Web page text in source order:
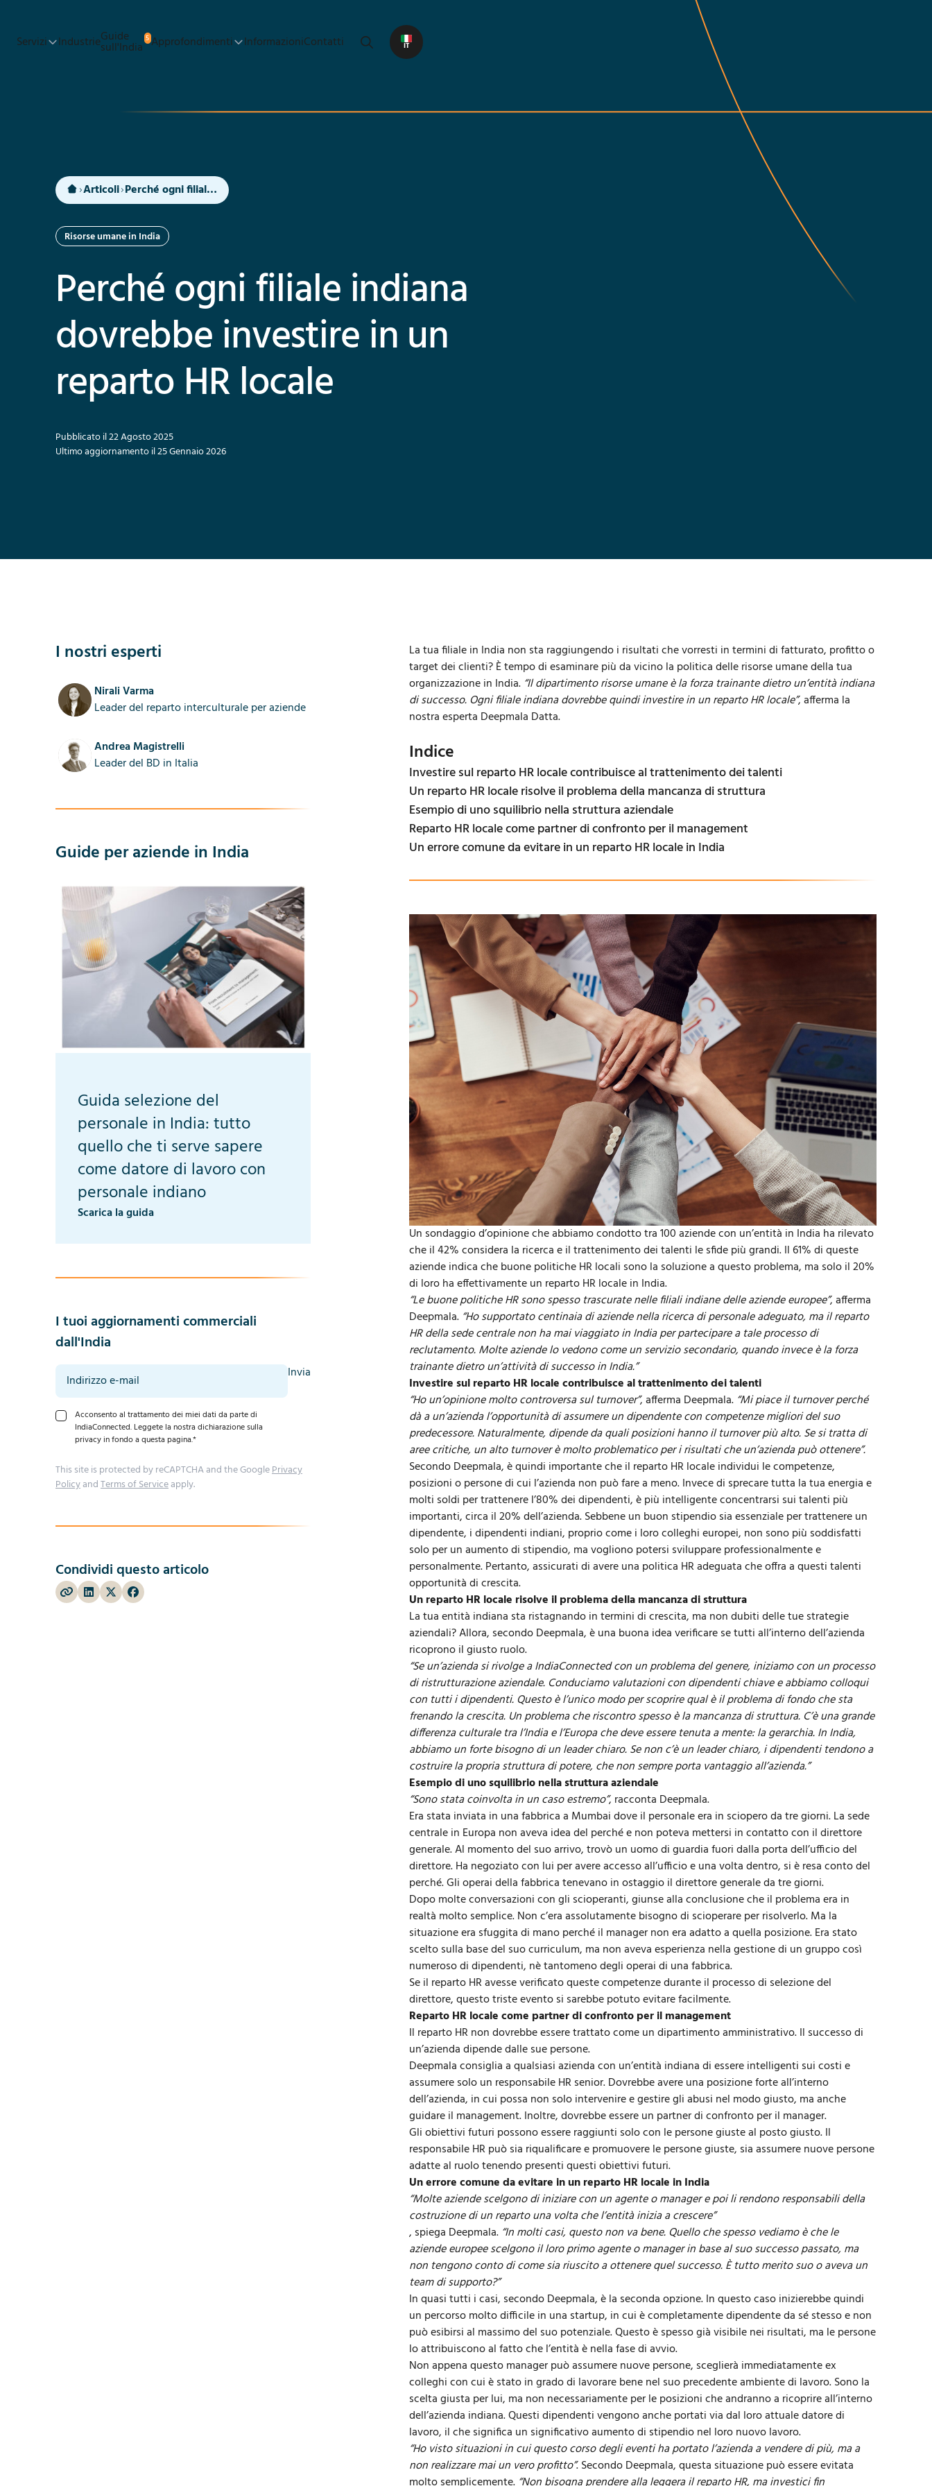
Servizi
IndustrieGuide
sull'India
5 Approfondimenti InformazioniContatti IT
Articoli Perché ogni filiale indiana dovrebbe investire in un reparto HR locale
Risorse umane in India
Perché ogni filiale indiana
dovrebbe investire in un
reparto HR locale
Pubblicato il 22 Agosto 2025
Ultimo aggiornamento il 25 Gennaio 2026
I nostri esperti
Nirali Varma
Leader del reparto interculturale per aziende
Andrea Magistrelli
Leader del BD in Italia
Guide per aziende in India
Guida selezione del
personale in India: tutto
quello che ti serve sapere
come datore di lavoro con
personale indiano
Scarica la guida
I tuoi aggiornamenti commerciali
dall'India
Acconsento al trattamento dei miei dati da parte di
IndiaConnected. Leggete la nostra dichiarazione sulla
privacy in fondo a questa pagina.*
Invia
This site is protected by reCAPTCHA and the GooglePrivacy
PolicyandTerms of Serviceapply.
Condividi questo articolo
La tua filiale in India non sta raggiungendo i risultati che vorresti in termini di fatturato, profitto o
target dei clienti? È tempo di esaminare più da vicino la politica delle risorse umane della tua
organizzazione in India. “Il dipartimento risorse umane è la forza trainante dietro un’entità indiana
di successo. Ogni filiale indiana dovrebbe quindi investire in un reparto HR locale”, afferma la
nostra esperta Deepmala Datta.
Indice
Investire sul reparto HR locale contribuisce al trattenimento dei talenti
Un reparto HR locale risolve il problema della mancanza di struttura
Esempio di uno squilibrio nella struttura aziendale
Reparto HR locale come partner di confronto per il management
Un errore comune da evitare in un reparto HR locale in India
Un sondaggio d’opinione che abbiamo condotto tra 100 aziende con un’entità in India ha rilevato
che il 42% considera la ricerca e il trattenimento dei talenti le sfide più grandi. Il 61% di queste
aziende indica che buone politiche HR locali sono la soluzione a questo problema, ma solo il 20%
di loro ha effettivamente un reparto HR locale in India.
“Le buone politiche HR sono spesso trascurate nelle filiali indiane delle aziende europee”, afferma
Deepmala. “Ho supportato centinaia di aziende nella ricerca di personale adeguato, ma il reparto
HR della sede centrale non ha mai viaggiato in India per partecipare a tale processo di
reclutamento. Molte aziende lo vedono come un servizio secondario, quando invece è la forza
trainante dietro un’attività di successo in India.”
Investire sul reparto HR locale contribuisce al trattenimento dei talenti
“Ho un’opinione molto controversa sul turnover”, afferma Deepmala. “Mi piace il turnover perché
dà a un’azienda l’opportunità di assumere un dipendente con competenze migliori del suo
predecessore. Naturalmente, dipende da quali posizioni hanno il turnover più alto. Se si tratta di
aree critiche, un alto turnover è molto problematico per i risultati che un’azienda può ottenere”.
Secondo Deepmala, è quindi importante che il reparto HR locale individui le competenze,
posizioni o persone di cui l’azienda non può fare a meno. Invece di sprecare tutta la tua energia e
molti soldi per trattenere l’80% dei dipendenti, è più intelligente concentrarsi sui talenti più
importanti, circa il 20% dell’azienda. Sebbene un buon stipendio sia essenziale per trattenere un
dipendente, i dipendenti indiani, proprio come i loro colleghi europei, non sono più soddisfatti
solo per un aumento di stipendio, ma vogliono potersi sviluppare professionalmente e
personalmente. Pertanto, assicurati di avere una politica HR adeguata che offra a questi talenti
opportunità di crescita.
Un reparto HR locale risolve il problema della mancanza di struttura
La tua entità indiana sta ristagnando in termini di crescita, ma non dubiti delle tue strategie
aziendali? Allora, secondo Deepmala, è una buona idea verificare se tutti all’interno dell’azienda
ricoprono il giusto ruolo.
“Se un’azienda si rivolge a IndiaConnected con un problema del genere, iniziamo con un processo
di ristrutturazione aziendale. Conduciamo valutazioni con dipendenti chiave e abbiamo colloqui
con tutti i dipendenti. Questo è l’unico modo per scoprire qual è il problema di fondo che sta
frenando la crescita. Un problema che riscontro spesso è la mancanza di struttura. C’è una grande
differenza culturale tra l’India e l’Europa che deve essere tenuta a mente: la gerarchia. In India,
abbiamo un forte bisogno di un leader chiaro. Se non c’è un leader chiaro, i dipendenti tendono a
costruire la propria struttura di potere, che non sempre porta vantaggio all’azienda.”
Esempio di uno squilibrio nella struttura aziendale
“Sono stata coinvolta in un caso estremo”, racconta Deepmala.
Era stata inviata in una fabbrica a Mumbai dove il personale era in sciopero da tre giorni. La sede
centrale in Europa non aveva idea del perché e non poteva mettersi in contatto con il direttore
generale. Al momento del suo arrivo, trovò un uomo di guardia fuori dalla porta dell’ufficio del
direttore. Ha negoziato con lui per avere accesso all’ufficio e una volta dentro, si è resa conto del
perché. Gli operai della fabbrica tenevano in ostaggio il direttore generale da tre giorni.
Dopo molte conversazioni con gli scioperanti, giunse alla conclusione che il problema era in
realtà molto semplice. Non c’era assolutamente bisogno di scioperare per risolverlo. Ma la
situazione era sfuggita di mano perché il manager non era adatto a quella posizione. Era stato
scelto sulla base del suo curriculum, ma non aveva esperienza nella gestione di un gruppo così
numeroso di dipendenti, nè tantomeno degli operai di una fabbrica.
Se il reparto HR avesse verificato queste competenze durante il processo di selezionedel
direttore, questo triste evento si sarebbe potuto evitare facilmente.
Reparto HR locale come partner di confronto per il management
Il reparto HR non dovrebbe essere trattato come un dipartimento amministrativo. Il successo di
un’azienda dipende dalle sue persone.
Deepmala consiglia a qualsiasi azienda con un’entità indiana di essere intelligenti sui costi e
assumere solo un responsabile HR senior. Dovrebbe avere una posizione forte all’interno
dell’azienda, in cui possa non solo intervenire e gestire gli abusi nel modo giusto, ma anche
guidare il management. Inoltre, dovrebbe essere un partner di confronto per il manager.
Gli obiettivi futuri possono essere raggiunti solo con le persone giuste al posto giusto. Il
responsabile HR può sia riqualificare e promuovere le persone giuste, sia assumere nuove persone
adatte al ruolo tenendo presenti questi obiettivi futuri.
Un errore comune da evitare in un reparto HR locale in India
“Molte aziende scelgono di iniziare con unagenteo manager e poi li rendono responsabili della
costruzione di un reparto una volta che l’entità inizia a crescere”
, spiega Deepmala. “In molti casi, questo non va bene. Quello che spesso vediamo è che le
aziende europee scelgono il loro primo agente o manager in base al suo successo passato, ma
non tengono conto di come sia riuscito a ottenere quel successo. È tutto merito suo o aveva un
team di supporto?”
In quasi tutti i casi, secondo Deepmala, è la seconda opzione. In questo caso inizierebbe quindi
un percorso molto difficile in una startup, in cui è completamente dipendente da sé stesso e non
può esibirsi al massimo del suo potenziale. Questo è spesso già visibile nei risultati, ma le persone
lo attribuiscono al fatto che l’entità è nella fase di avvio.
Non appena questo manager può assumere nuove persone, sceglierà immediatamente ex
colleghi con cui è stato in grado di lavorare bene nel suo precedente ambiente di lavoro. Sono la
scelta giusta per lui, ma non necessariamente per le posizioni che andranno a ricoprire all’interno
dell’azienda indiana. Questi dipendenti vengono anche portati via dal loro attuale datore di
lavoro, il che significa un significativo aumento di stipendio nel loro nuovo lavoro.
“Ho visto situazioni in cui questo corso degli eventi ha portato l’azienda a vendere di più, ma a
non realizzare mai un vero profitto”. Secondo Deepmala, questa situazione può essere evitata